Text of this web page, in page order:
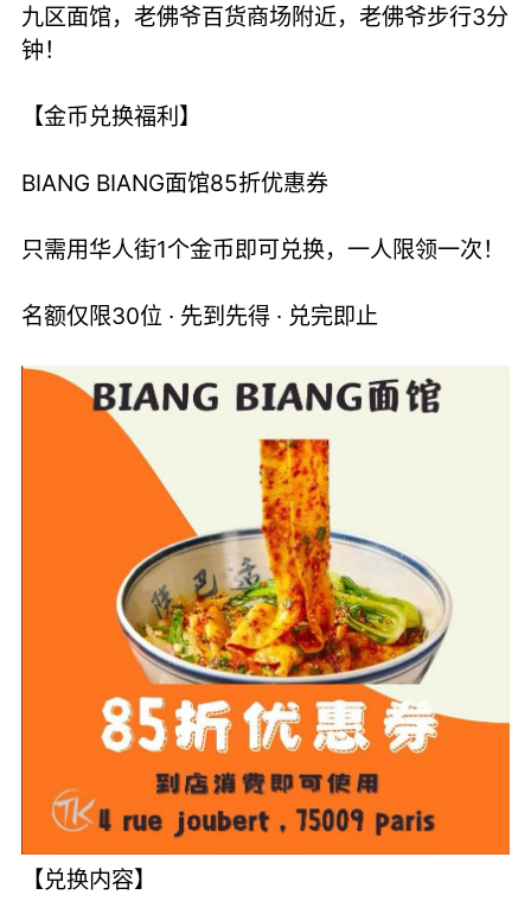
九区面馆，老佛爷百货商场附近，老佛爷步行3分
钟！
【金币兑换福利】
BIANG BIANG面馆85折优惠券
只需用华人街1个金币即可兑换，一人限领一次！
名额仅限30位 · 先到先得 · 兑完即止
【兑换内容】